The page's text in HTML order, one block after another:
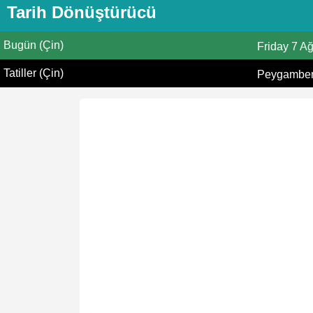
Tarih Dönüştürücü
Bugün (Çin) Friday 7
Tatiller (Çin)